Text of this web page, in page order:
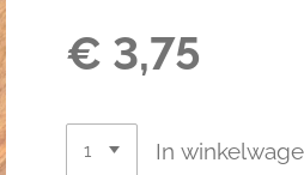
€ 3,75
In